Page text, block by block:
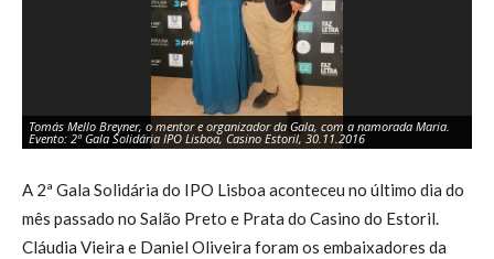
Tomás Mello Breyner, o mentor e organizador da Gala, com a namorada Maria.
Evento: 2ª Gala Solidária IPO Lisboa, Casino Estoril, 30.11.2016
A 2ª Gala Solidária do IPO Lisboa aconteceu no último dia do
mês passado no Salão Preto e Prata do Casino do Estoril.
Cláudia Vieira e Daniel Oliveira foram os embaixadores da